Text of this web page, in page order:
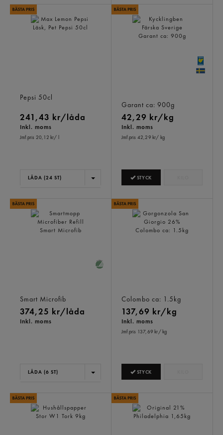
Pepsi 50cl
241,43 kr/låda
Inkl. moms
Jmf.pris 20,12 kr/ l
LÅDA (24 ST)
Garant ca: 900g
42,29 kr/kg
Inkl. moms
Jmf.pris 42,29 kr/ kg
STYCK
Smart Microfib
374,25 kr/låda
Inkl. moms
LÅDA (6 ST)
Colombo ca: 1.5kg
137,69 kr/kg
Inkl. moms
Jmf.pris 137,69 kr/ kg
STYCK